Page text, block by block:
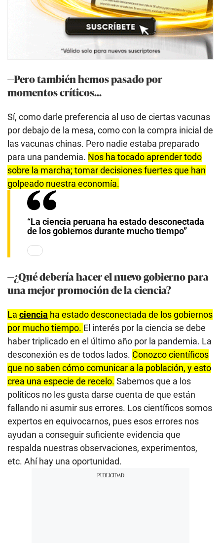
—Pero también hemos pasado por
momentos críticos...
Sí, como darle preferencia al uso de ciertas vacunas
por debajo de la mesa, como con la compra inicial de
las vacunas chinas. Pero nadie estaba preparado
para una pandemia. Nos ha tocado aprender todo
sobre la marcha; tomar decisiones fuertes que han
golpeado nuestra economía.
“La ciencia peruana ha estado desconectada
de los gobiernos durante mucho tiempo”
—¿Qué debería hacer el nuevo gobierno para
una mejor promoción de la ciencia?
La ciencia ha estado desconectada de los gobiernos
por mucho tiempo. El interés por la ciencia se debe
haber triplicado en el último año por la pandemia. La
desconexión es de todos lados. Conozco científicos
que no saben cómo comunicar a la población, y esto
crea una especie de recelo. Sabemos que a los
políticos no les gusta darse cuenta de que están
fallando ni asumir sus errores. Los científicos somos
expertos en equivocarnos, pues esos errores nos
ayudan a conseguir suficiente evidencia que
respalda nuestras observaciones, experimentos,
etc. Ahí hay una oportunidad.